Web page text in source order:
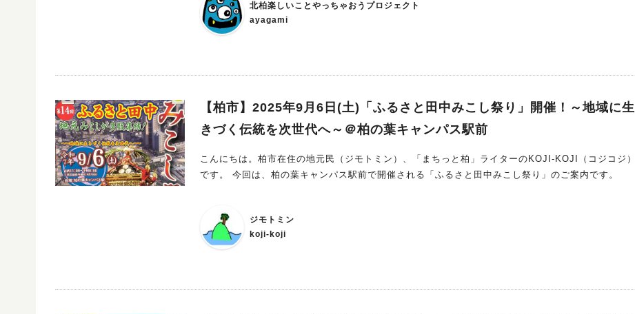
おいしいテイクアウトグルメが楽しめます。 音楽を聴きながら、フードやドリンク片手に語らうリラ
ックスした雰囲気は、まさに“黄昏のひろば”。 子どもから大人まで気軽に立ち寄れる開かれた交流の
ボードゲームや、小さなお子様も楽しめるパチンコゲームをご用意しています。 ＜キッチンカー＞ ハ
Massa Maman （タイ衣装） eary bird（耳つぼジュエリー） 柏ハラルフード（ハラルのお菓子や
ト名：きたかし黄昏マーケット 開催日時：2025年9月6日（土）16:00〜21:00 会場／住所：北柏駅前
広場（NEW DAYS跡地） アクセス：JR常磐線「北柏駅」南口すぐ 入場料・参加費：無料 申込方法・
せ先：kitakashiyp@gmail.com 北柏町会公式サイト： https://kitakashiwa.net/ きたかしYP イン
スタグラム：https://www.instagram.com/kitakashiyp/ 夕暮れから夜にかけて、北柏駅前でちょっと
特別な時間を過ごしてみませんか？ ご家族やお友達を誘って、ぜひ「きたかし黄昏マーケット」に足
北柏楽しいことやっちゃおうプロジェクト
ayagami
【柏市】2025年9月6日(土)「ふるさと田中みこし祭り」開催！～地域に生
きづく伝統を次世代へ～＠柏の葉キャンパス駅前
こんにちは。柏市在住の地元民（ジモトミン）、「まちっと柏」ライターのKOJI-KOJI（コジコジ）
です。 今回は、柏の葉キャンパス駅前で開催される「ふるさと田中みこし祭り」のご案内です。
ジモトミン
koji-koji